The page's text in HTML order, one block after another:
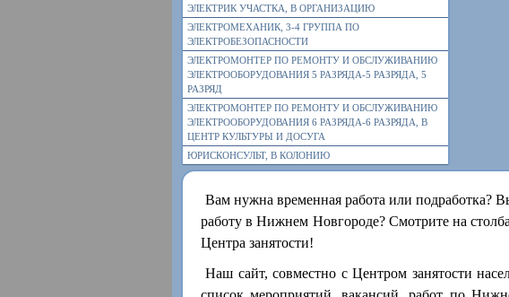
ЭЛЕКТРИК УЧАСТКА, В ОРГАНИЗАЦИЮ
ЭЛЕКТРОМЕХАНИК, 3-4 ГРУППА ПО
ЭЛЕКТРОБЕЗОПАСНОСТИ
ЭЛЕКТРОМОНТЕР ПО РЕМОНТУ И ОБСЛУЖИВАНИЮ
ЭЛЕКТРООБОРУДОВАНИЯ 5 РАЗРЯДА-5 РАЗРЯДА, 5
РАЗРЯД
ЭЛЕКТРОМОНТЕР ПО РЕМОНТУ И ОБСЛУЖИВАНИЮ
ЭЛЕКТРООБОРУДОВАНИЯ 6 РАЗРЯДА-6 РАЗРЯДА, В
ЦЕНТР КУЛЬТУРЫ И ДОСУГА
ЮРИСКОНСУЛЬТ, В КОЛОНИЮ
Вам нужна временная работа или подработка?
работу в Нижнем Новгороде? Смотрите на
Центра занятости!
Наш сайт, совместно с Центром занятости